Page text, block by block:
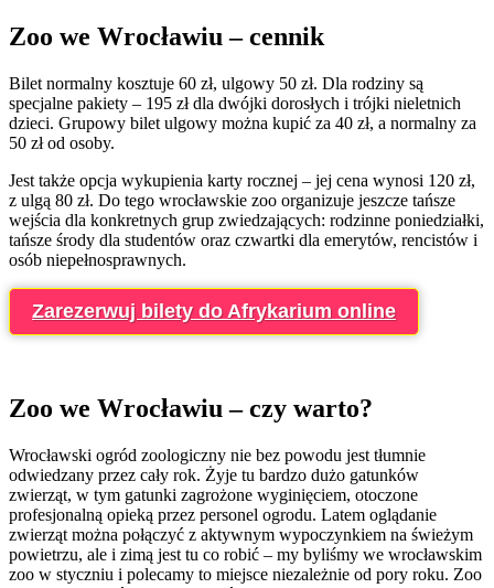
Zoo we Wrocławiu – cennik
Bilet normalny kosztuje 60 zł, ulgowy 50 zł. Dla rodziny są
specjalne pakiety – 195 zł dla dwójki dorosłych i trójki nieletnich
dzieci. Grupowy bilet ulgowy można kupić za 40 zł, a normalny za
50 zł od osoby.
Jest także opcja wykupienia karty rocznej – jej cena wynosi 120 zł,
z ulgą 80 zł. Do tego wrocławskie zoo organizuje jeszcze tańsze
wejścia dla konkretnych grup zwiedzających: rodzinne poniedziałki,
tańsze środy dla studentów oraz czwartki dla emerytów, rencistów i
osób niepełnosprawnych.
Zarezerwuj bilety do Afrykarium online
Zoo we Wrocławiu – czy warto?
Wrocławski ogród zoologiczny nie bez powodu jest tłumnie
odwiedzany przez cały rok. Żyje tu bardzo dużo gatunków
zwierząt, w tym gatunki zagrożone wyginięciem, otoczone
profesjonalną opieką przez personel ogrodu. Latem oglądanie
zwierząt można połączyć z aktywnym wypoczynkiem na świeżym
powietrzu, ale i zimą jest tu co robić – my byliśmy we wrocławskim
zoo w styczniu i polecamy to miejsce niezależnie od pory roku. Zoo